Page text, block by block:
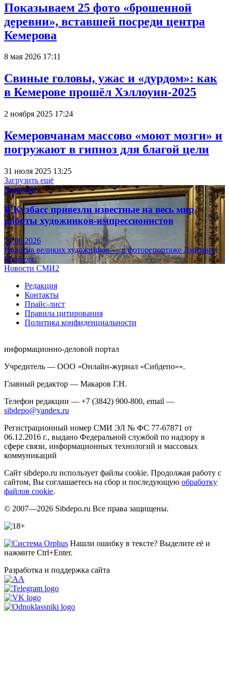
Показываем 25 фото «брошенной
деревни», вставшей посреди центра
Кемерова
8 мая 2026 17:11
Свиные головы, ужас и «дурдом»: как
в Кемерове прошёл Хэллоуин-2025
2 ноября 2025 17:24
Кемеровчанам массово «моют мозги» и
погружают в гипноз для благой цели
31 июля 2025 13:25
Загрузить ещё
Культура
В Кузбасс привезли известные на весь мир
работы художников-импрессионистов
23.06.2026
Полотна великих художников — в фоторепортаже Дмитрия
Верфеля.
Новости СМИ2
Редакция
Контакты
Прайс-лист
Правила цитирования
Политика конфиденциальности
информационно-деловой портал
Учредитель — ООО «Онлайн-журнал «Сибдепо»».
Главный редактор — Макаров Г.Н.
Телефон редакции — +7 (3842) 900-800, email —
sibdepo@yandex.ru
Регистрационный номер СМИ ЭЛ № ФС 77-67871 от
06.12.2016 г., выдано Федеральной службой по надзору в
сфере связи, информационных технологий и массовых
коммуникаций
Сайт sibdepo.ru использует файлы cookie. Продолжая работу с
сайтом, Вы соглашаетесь на сбор и последующую обработку
файлов cookie.
© 2007—2026 Sibdepo.ru Все права защищены.
Нашли ошибку в тексте? Выделите её и
нажмите Ctrl+Enter.
Разработка и поддержка сайта